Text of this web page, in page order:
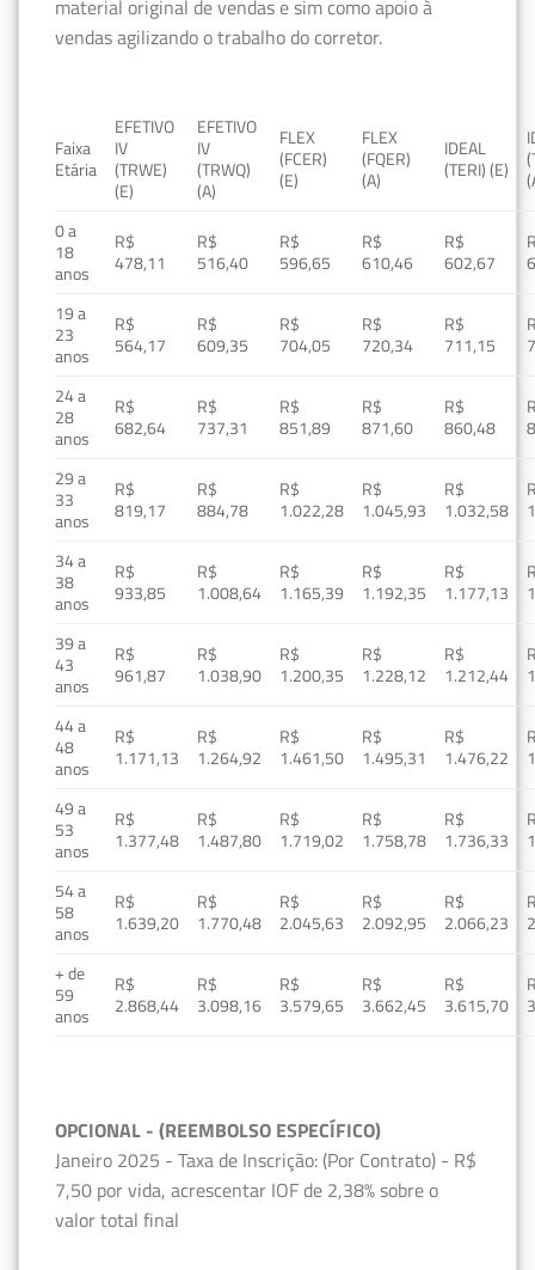
material original de vendas e sim como apoio à
vendas agilizando o trabalho do corretor.
Faixa
Etária
EFETIVO
IV
(TRWE)
(E)
EFETIVO
IV
(TRWQ)
(A)
FLEX
(FCER)
(E)
FLEX
(FQER)
(A)
IDEAL
(TERI) (E)
0 a
18
anos
R$
478,11
R$
516,40
R$
596,65
R$
610,46
R$
602,67
19 a
23
anos
R$
564,17
R$
609,35
R$
704,05
R$
720,34
R$
711,15
24 a
28
anos
R$
682,64
R$
737,31
R$
851,89
R$
871,60
R$
860,48
29 a
33
anos
R$
819,17
R$
884,78
R$
1.022,28
R$
1.045,93
R$
1.032,58
34 a
38
anos
R$
933,85
R$
1.008,64
R$
1.165,39
R$
1.192,35
R$
1.177,13
39 a
43
anos
R$
961,87
R$
1.038,90
R$
1.200,35
R$
1.228,12
R$
1.212,44
44 a
48
anos
R$
1.171,13
R$
1.264,92
R$
1.461,50
R$
1.495,31
R$
1.476,22
49 a
53
anos
R$
1.377,48
R$
1.487,80
R$
1.719,02
R$
1.758,78
R$
1.736,33
54 a
58
anos
R$
1.639,20
R$
1.770,48
R$
2.045,63
R$
2.092,95
R$
2.066,23
+ de
59
anos
R$
2.868,44
R$
3.098,16
R$
3.579,65
R$
3.662,45
R$
3.615,70
OPCIONAL - (REEMBOLSO ESPECÍFICO)
Janeiro 2025 - Taxa de Inscrição: (Por Contrato) - R$
7,50 por vida, acrescentar IOF de 2,38% sobre o
valor total final